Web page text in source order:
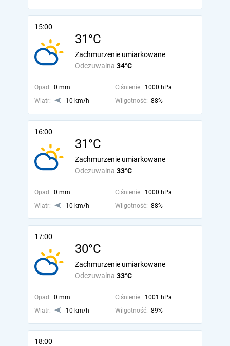
15:00
31°C
Odczuwalna 34°C
Zachmurzenie umiarkowane
Opad: 0 mm Ciśnienie: 1000 hPa
Wiatr:
10 km/h Wilgotność: 88%
16:00
31°C
Odczuwalna 33°C
Zachmurzenie umiarkowane
Opad: 0 mm Ciśnienie: 1000 hPa
Wiatr:
10 km/h Wilgotność: 88%
17:00
30°C
Odczuwalna 33°C
Zachmurzenie umiarkowane
Opad: 0 mm Ciśnienie: 1001 hPa
Wiatr:
10 km/h Wilgotność: 89%
18:00